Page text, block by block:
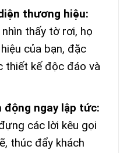
thương hiệu:
thấy tờ rơi, họ
của bạn, đặc
thiết kế độc đáo và
động ngay lập tức:
các lời kêu gọi
thúc đẩy khách